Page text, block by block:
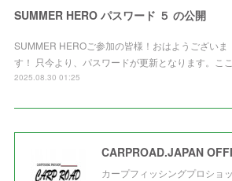
SUMMER HERO パスワード ５ の公開
SUMMER HEROご参加の皆様！おはようございま
す！ 只今より、パスワードが更新となります。こ
2025.08.30 01:25
CARPROAD.JAPAN
カープフィッシングプロショ